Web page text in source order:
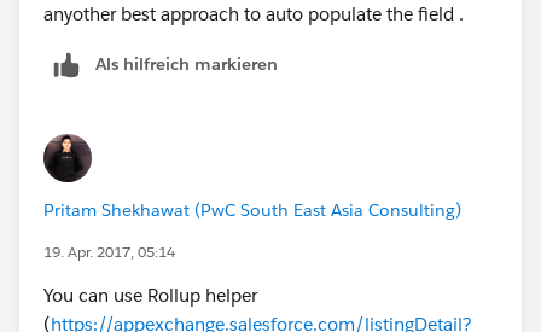
anyother best approach to auto populate the field .
Als hilfreich markieren
Pritam Shekhawat (PwC South East Asia Consulting)
19. Apr. 2017, 05:14
You can use Rollup helper
(https://appexchange.salesforce.com/listingDetail?